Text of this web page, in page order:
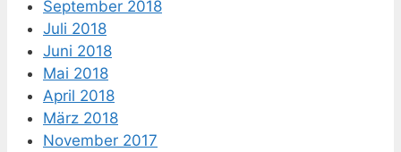
September 2018
Juli 2018
Juni 2018
Mai 2018
April 2018
März 2018
November 2017